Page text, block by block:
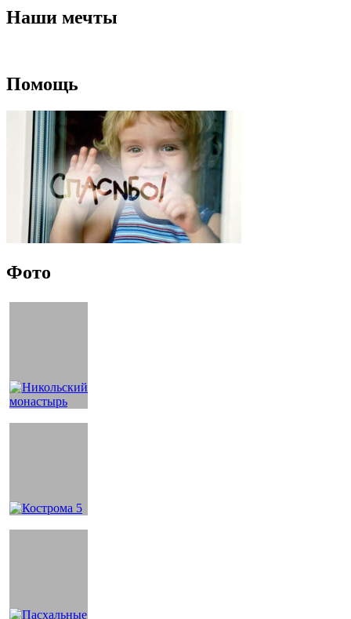
Наши мечты
Помощь
Фото